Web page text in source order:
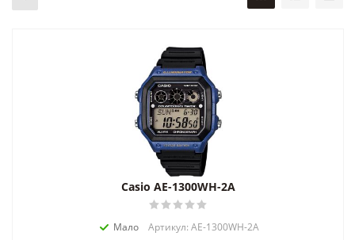
Casio AE-1300WH-2A
Мало Артикул: AE-1300WH-2A